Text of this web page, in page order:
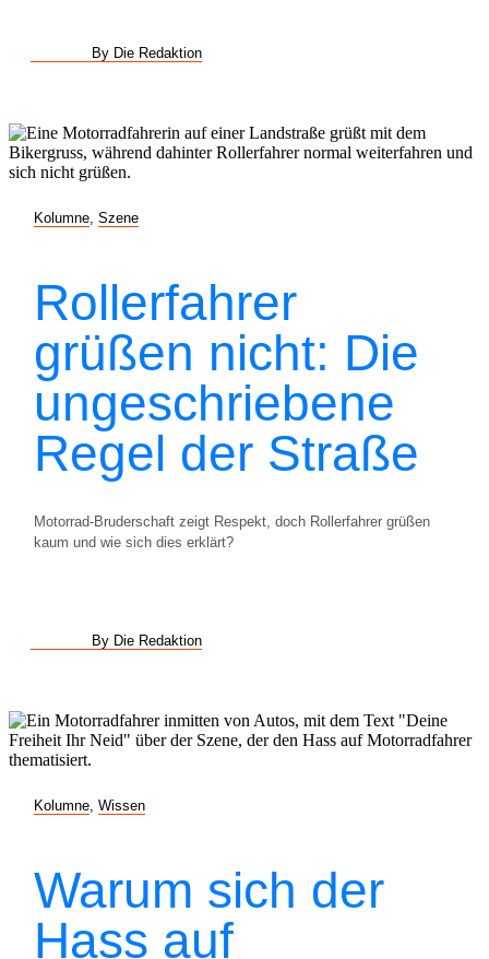
By Die Redaktion
Kolumne Szene
Rollerfahrer
grüßen nicht: Die
ungeschriebene
Regel der Straße
Motorrad-Bruderschaft zeigt Respekt, doch Rollerfahrer grüßen
kaum und wie sich dies erklärt?
By Die Redaktion
Kolumne Wissen
Warum sich der
Hass auf